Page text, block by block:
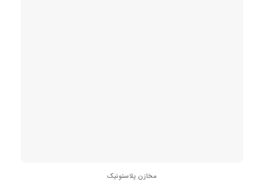
مخازن پلاستونیک